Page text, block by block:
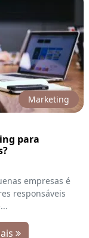
Marketing
para
empresas é
responsáveis